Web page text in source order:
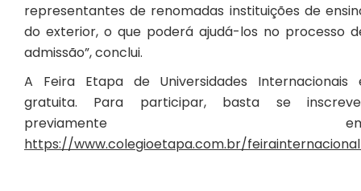
representantes de renomadas instituições de
do exterior, o que poderá ajudá-los no processo
admissão”, conclui.
A Feira Etapa de Universidades Internacionais
gratuita. Para participar, basta se
previamente
https://www.colegioetapa.com.br/